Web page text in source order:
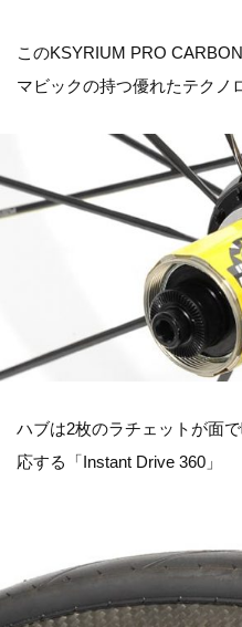
このKSYRIUM PRO
マビックの持つ優れたテクノ
ハブは2枚のラチェットが面
応する「Instant Drive 360」